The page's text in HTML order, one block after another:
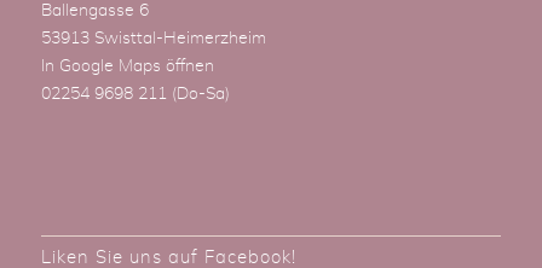
Ballengasse 6
53913 Swisttal-Heimerzheim
In Google Maps öffnen
02254 9698 211 (Do-Sa)
Liken Sie uns auf Facebook!